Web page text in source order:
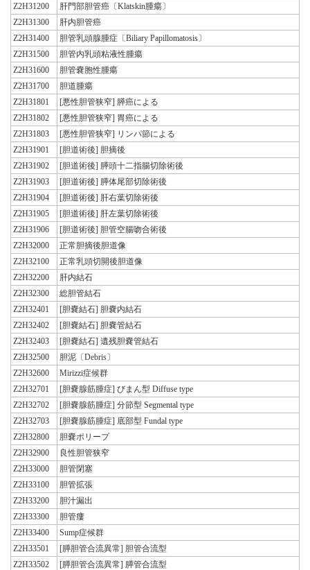
Z2H31200
肝門部胆管癌〔Klatskin腫瘍〕
Z2H31300
肝内胆管癌
Z2H31400
胆管乳頭腺腫症〔Biliary Papillomatosis〕
Z2H31500
胆管内乳頭粘液性腫瘍
Z2H31600
胆管嚢胞性腫瘍
Z2H31700
胆道腫瘍
Z2H31801
[悪性胆管狭窄] 膵癌による
Z2H31802
[悪性胆管狭窄] 胃癌による
Z2H31803
[悪性胆管狭窄] リンパ節による
Z2H31901
[胆道術後] 胆摘後
Z2H31902
[胆道術後] 膵頭十二指腸切除術後
Z2H31903
[胆道術後] 膵体尾部切除術後
Z2H31904
[胆道術後] 肝右葉切除術後
Z2H31905
[胆道術後] 肝左葉切除術後
Z2H31906
[胆道術後] 胆管空腸吻合術後
Z2H32000
正常胆摘後胆道像
Z2H32100
正常乳頭切開後胆道像
Z2H32200
肝内結石
Z2H32300
総胆管結石
Z2H32401
[胆嚢結石] 胆嚢内結石
Z2H32402
[胆嚢結石] 胆嚢管結石
Z2H32403
[胆嚢結石] 遺残胆嚢管結石
Z2H32500
胆泥〔Debris〕
Z2H32600
Mirizzi症候群
Z2H32701
[胆嚢腺筋腫症] びまん型 Diffuse type
Z2H32702
[胆嚢腺筋腫症] 分節型 Segmental type
Z2H32703
[胆嚢腺筋腫症] 底部型 Fundal type
Z2H32800
胆嚢ポリープ
Z2H32900
良性胆管狭窄
Z2H33000
胆管閉塞
Z2H33100
胆管拡張
Z2H33200
胆汁漏出
Z2H33300
胆管瘻
Z2H33400
Sump症候群
Z2H33501
[膵胆管合流異常] 胆管合流型
Z2H33502
[膵胆管合流異常] 膵管合流型